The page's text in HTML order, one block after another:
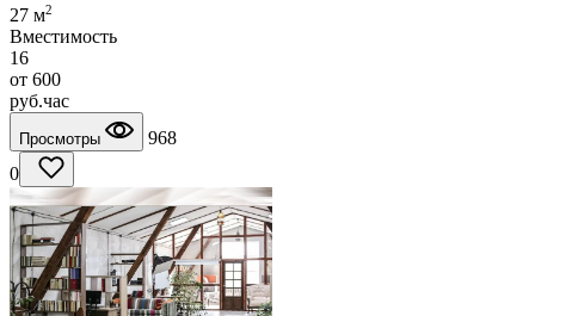
27 м2
Вместимость
16
от 600
руб.час
Просмотры
968
0